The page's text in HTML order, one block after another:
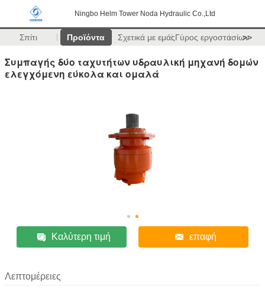
Ningbo Helm Tower Noda Hydraulic Co.,Ltd
Σπίτι Προϊόντα Σχετικά με εμάςΓύρος εργοστασίων
>>
Συμπαγής δύο ταχυτήτων υδραυλική μηχανή δομών
ελεγχόμενη εύκολα και ομαλά
Καλύτερη τιμή επαφή
Λεπτομέρειες